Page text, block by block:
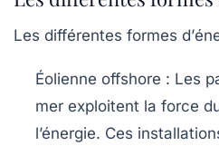
Les différentes formes d’
Éolienne offshore : Les
mer exploitent la force
l’énergie. Ces